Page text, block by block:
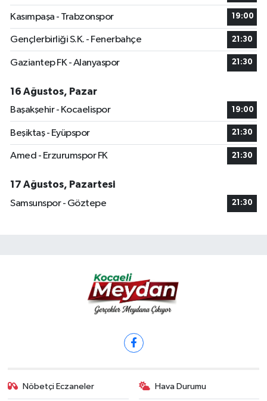
Kasımpaşa - Trabzonspor 19:00
Gençlerbirliği S.K. - Fenerbahçe 21:30
Gaziantep FK - Alanyaspor 21:30
16 Ağustos, Pazar
Başakşehir - Kocaelispor
19:00
Beşiktaş - Eyüpspor 21:30
Amed - Erzurumspor FK 21:30
17 Ağustos, Pazartesi
Samsunspor - Göztepe
21:30
Nöbetçi Eczaneler Hava Durumu